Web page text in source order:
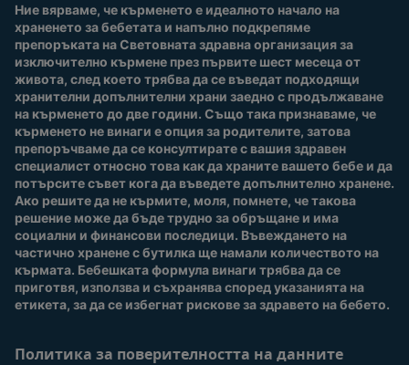
За нас
Присъединете се към
Nestlé Baby Club
Купи сега
Нашите марки и
продукти
Качество и сигурност
Безплатно тестване
Ние вярваме, че кърменето е идеалното начало на
храненето за бебетата и напълно подкрепяме
препоръката на Световната здравна организация за
изключително кърмене през първите шест месеца от
живота, след което трябва да се въведат подходящи
хранителни допълнителни храни заедно с продължаване
на кърменето до две години. Също така признаваме, че
кърменето не винаги е опция за родителите, затова
препоръчваме да се консултирате с вашия здравен
специалист относно това как да храните вашето бебе и да
потърсите съвет кога да въведете допълнително хранене.
Ако решите да не кърмите, моля, помнете, че такова
решение може да бъде трудно за обръщане и има
социални и финансови последици. Въвеждането на
частично хранене с бутилка ще намали количеството на
кърмата. Бебешката формула винаги трябва да се
приготвя, използва и съхранява според указанията на
етикета, за да се избегнат рискове за здравето на бебето.
Политика за поверителността на данните